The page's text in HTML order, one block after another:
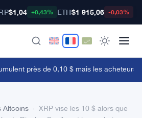
$1,04 +0,43% ETH$1 915,06 -0,03%
près de 0,10 $ mais les acheteurs
Altcoins
XRP vise les 10 $ alors que